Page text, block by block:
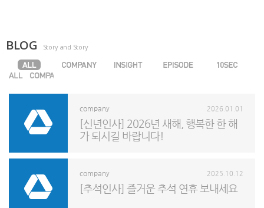
BLOG Story and Story
company
[신년인사] 2026년 새해, 행복한 한 해
가 되시길 바랍니다!
2026.01.01
company
[추석인사] 즐거운 추석 연휴 보내세요
2025.10.12